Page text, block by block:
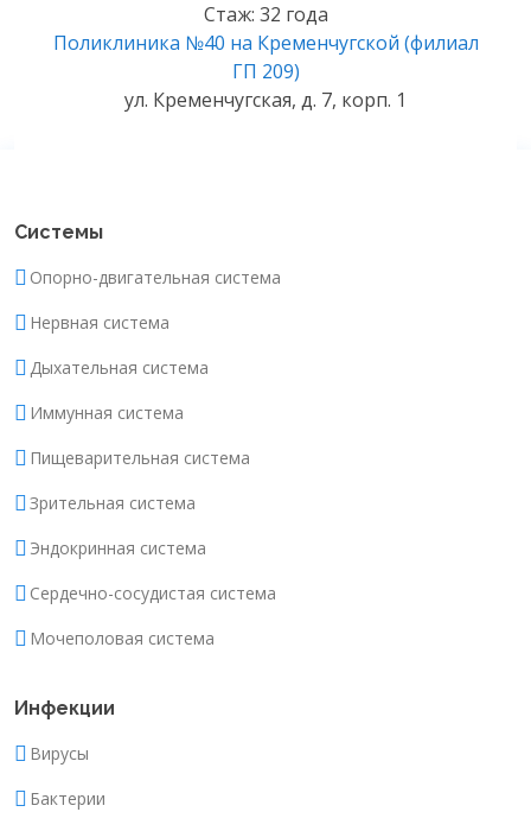
Стаж: 32 года
Поликлиника №40 на Кременчугской (филиал
ГП 209)
ул. Кременчугская, д. 7, корп. 1
Системы
Опорно-двигательная система
Нервная система
Дыхательная система
Иммунная система
Пищеварительная система
Зрительная система
Эндокринная система
Сердечно-сосудистая система
Мочеполовая система
Инфекции
Вирусы
Бактерии